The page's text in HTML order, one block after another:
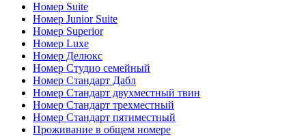
Номер Suite
Номер Junior Suite
Номер Superior
Номер Luxe
Номер Делюкс
Номер Студио семейный
Номер Стандарт Дабл
Номер Стандарт двухместный твин
Номер Стандарт трехместный
Номер Стандарт пятиместный
Проживание в общем номере